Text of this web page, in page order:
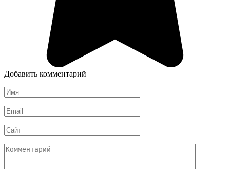
Добавить комментарий
Имя
*
Email
*
Сайт
Комментарий